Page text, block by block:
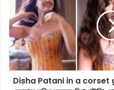
f
I
n
d
i
h
a
P
a
t
a
Disha Patani in a corset